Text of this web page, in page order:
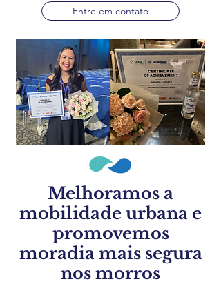
Entre em contato
Melhoramos a
mobilidade urbana e
promovemos
moradia mais segura
nos morros